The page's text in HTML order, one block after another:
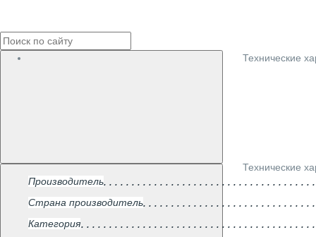
Технические
Технические
Производитель
Страна производитель
Категория